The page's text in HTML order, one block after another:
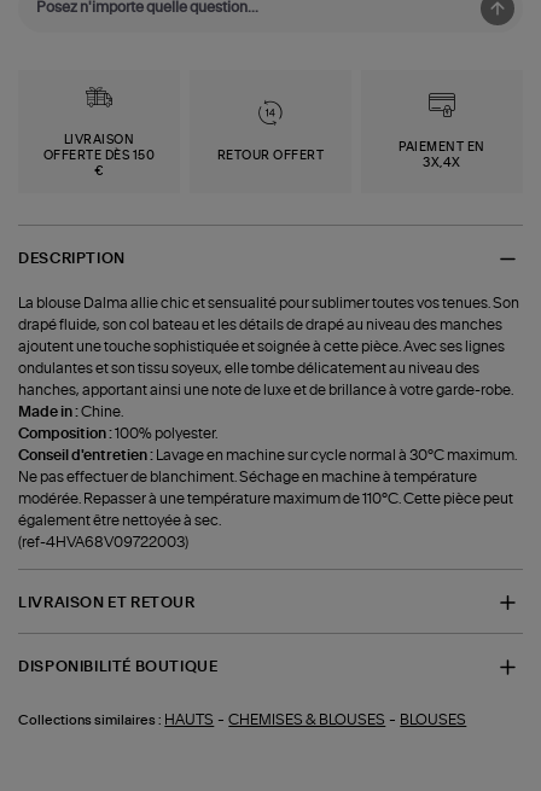
LIVRAISON
OFFERTE DÈS 150
€
RETOUR OFFERT
PAIEMENT EN
3X,4X
DESCRIPTION
La blouse Dalma allie chic et sensualité pour sublimer toutes vos tenues. Son
drapé fluide, son col bateau et les détails de drapé au niveau des manches
ajoutent une touche sophistiquée et soignée à cette pièce. Avec ses lignes
ondulantes et son tissu soyeux, elle tombe délicatement au niveau des
hanches, apportant ainsi une note de luxe et de brillance à votre garde-robe.
Made in :Chine.
Composition :100% polyester.
Conseil d'entretien :
Lavage en machine sur cycle normal à 30°C maximum.
Ne pas effectuer de blanchiment. Séchage en machine à température
modérée. Repasser à une température maximum de 110°C. Cette pièce peut
également être nettoyée à sec.
(ref-4HVA68V09722003)
LIVRAISON ET RETOUR
DISPONIBILITÉ BOUTIQUE
Collections similaires : HAUTS -CHEMISES & BLOUSES - BLOUSES